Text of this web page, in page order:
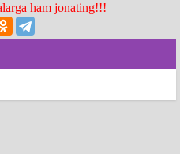
ham jonating!!!